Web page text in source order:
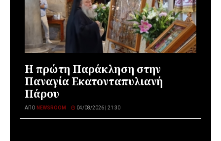
Η πρώτη Παράκληση στην
Παναγία Εκατονταπυλιανή
Πάρου
ΑΠΌ NEWSROOM 04/08/2026 | 21:30